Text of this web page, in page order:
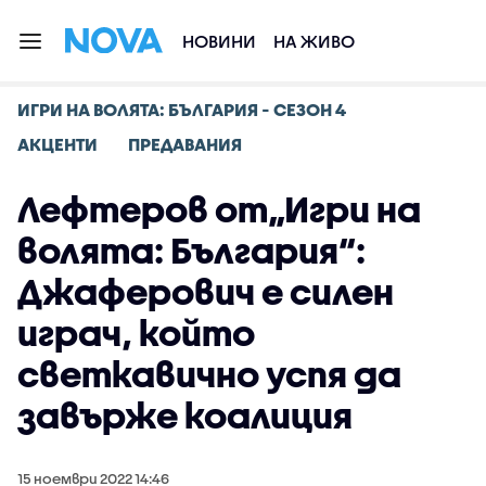
НОВИНИ НА ЖИВО
ИГРИ НА ВОЛЯТА: БЪЛГАРИЯ - СЕЗОН 4
АКЦЕНТИ
ПРЕДАВАНИЯ
Лефтеров от„Игри на
волята: България“:
Джаферович е силен
играч, който
светкавично успя да
завърже коалиция
15 ноември 2022 14:46